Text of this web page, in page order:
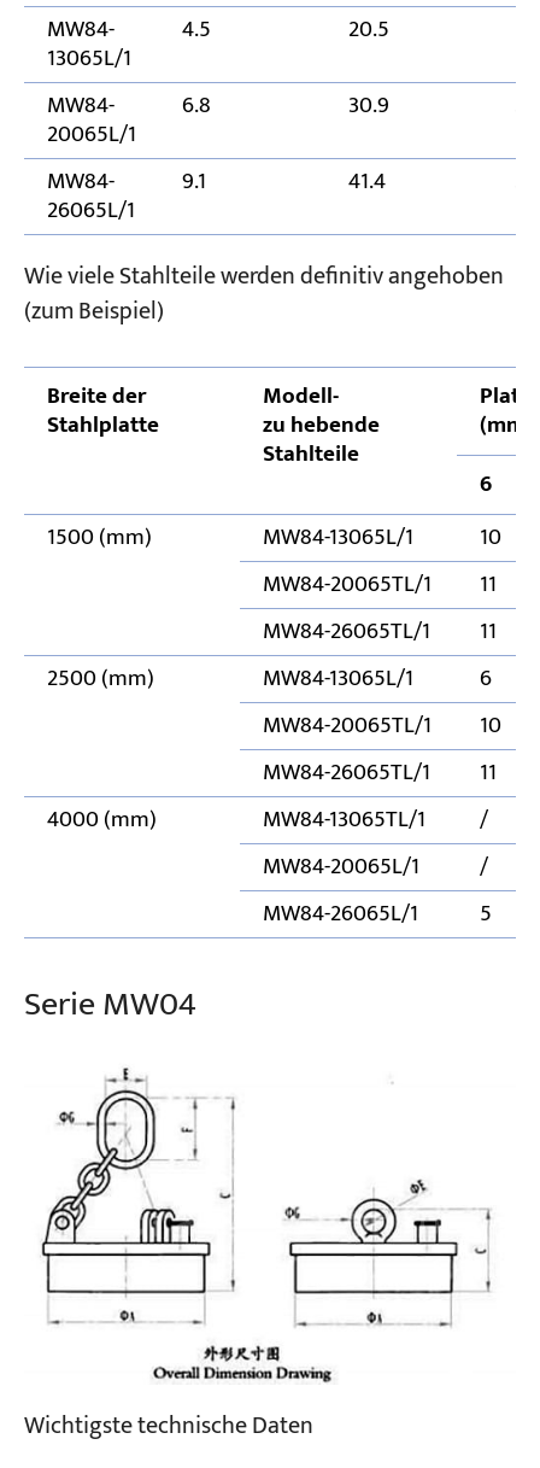
MW84-
13065L/1
4.5 20.5
MW84-
20065L/1
6.8 30.9
MW84-
26065L/1
9.1 41.4
Wie viele Stahlteile werden definitiv angehoben
(zum Beispiel)
Breite der
Stahlplatte
Modell-
zu hebende
Stahlteile
(mm)
6
1500 (mm)
MW84-13065L/1
10
MW84-20065TL/1
11
MW84-26065TL/1
11
2500 (mm)
MW84-13065L/1
6
MW84-20065TL/1
10
MW84-26065TL/1
11
4000 (mm)
MW84-13065TL/1
/
MW84-20065L/1
/
MW84-26065L/1
5
Serie MW04
Wichtigste technische Daten